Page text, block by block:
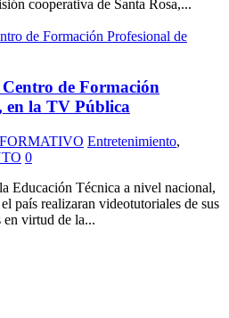
cooperativa de Santa Rosa,...
Centro de Formación
en la TV Pública
Entretenimiento,
0
Educación Técnica a nivel nacional,
país realizaran videotutoriales de sus
en virtud de la...